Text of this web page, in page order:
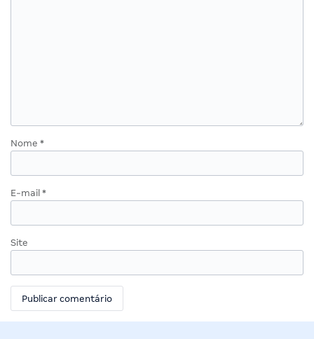
Nome *
E-mail *
Site